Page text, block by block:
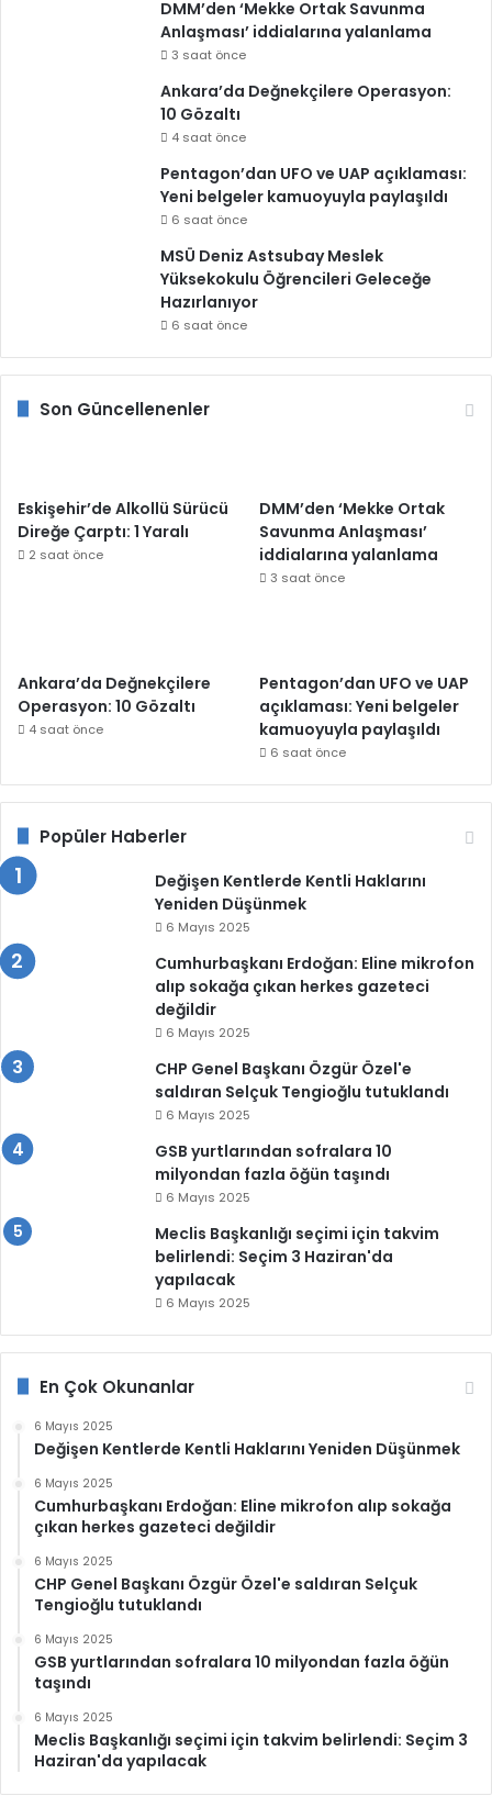
DMM’den ‘Mekke Ortak Savunma
Anlaşması’ iddialarına yalanlama
3 saat önce
Ankara’da Değnekçilere Operasyon:
10 Gözaltı
4 saat önce
Pentagon’dan UFO ve UAP açıklaması:
Yeni belgeler kamuoyuyla paylaşıldı
6 saat önce
MSÜ Deniz Astsubay Meslek
Yüksekokulu Öğrencileri Geleceğe
Hazırlanıyor
6 saat önce
Son Güncellenenler
Eskişehir’de Alkollü Sürücü
Direğe Çarptı: 1 Yaralı
2 saat önce
DMM’den ‘Mekke Ortak
Savunma Anlaşması’
iddialarına yalanlama
3 saat önce
Ankara’da Değnekçilere
Operasyon: 10 Gözaltı
4 saat önce
Pentagon’dan UFO ve UAP
açıklaması: Yeni belgeler
kamuoyuyla paylaşıldı
6 saat önce
Popüler Haberler
Değişen Kentlerde Kentli Haklarını
Yeniden Düşünmek
6 Mayıs 2025
Cumhurbaşkanı Erdoğan: Eline mikrofon
alıp sokağa çıkan herkes gazeteci
değildir
6 Mayıs 2025
CHP Genel Başkanı Özgür Özel'e
saldıran Selçuk Tengioğlu tutuklandı
6 Mayıs 2025
GSB yurtlarından sofralara 10
milyondan fazla öğün taşındı
6 Mayıs 2025
Meclis Başkanlığı seçimi için takvim
belirlendi: Seçim 3 Haziran'da
yapılacak
6 Mayıs 2025
En Çok Okunanlar
6 Mayıs 2025
Değişen Kentlerde Kentli Haklarını Yeniden Düşünmek
6 Mayıs 2025
Cumhurbaşkanı Erdoğan: Eline mikrofon alıp sokağa
çıkan herkes gazeteci değildir
6 Mayıs 2025
CHP Genel Başkanı Özgür Özel'e saldıran Selçuk
Tengioğlu tutuklandı
6 Mayıs 2025
GSB yurtlarından sofralara 10 milyondan fazla öğün
taşındı
6 Mayıs 2025
Meclis Başkanlığı seçimi için takvim belirlendi: Seçim 3
Haziran'da yapılacak